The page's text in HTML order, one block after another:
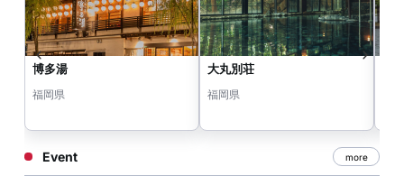
博多湯
福岡県
大丸別荘
福岡県
Event more